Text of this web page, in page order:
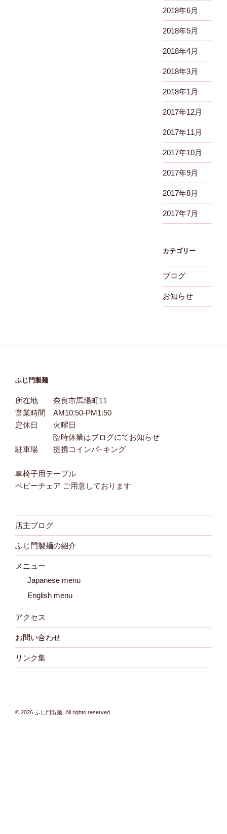
2018年6月
2018年5月
2018年4月
2018年3月
2018年1月
2017年12月
2017年11月
2017年10月
2017年9月
2017年8月
2017年7月
カテゴリー
ブログ
お知らせ
ふじ門製麺
所在地 奈良市馬場町11
営業時間 AM10:50-PM1:50
定休日 火曜日
臨時休業はブログにてお知らせ
駐車場 提携コインパｰキング
車椅子用テーブル
ベビーチェア ご用意しております
店主ブログ
ふじ門製麺の紹介
メニュー
Japanese menu
English menu
アクセス
お問い合わせ
リンク集
© 2026 ふじ門製麺, All rights reserved.